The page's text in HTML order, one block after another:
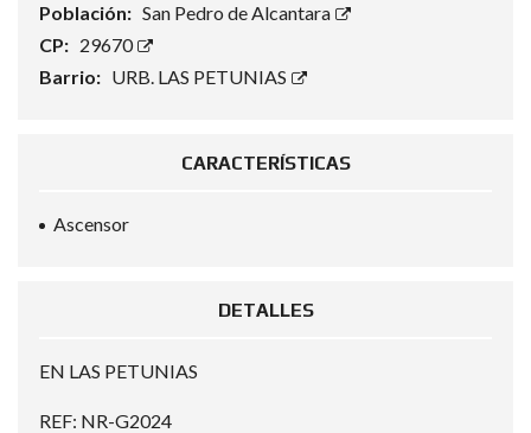
Población: San Pedro de Alcantara
CP: 29670
Barrio: URB. LAS PETUNIAS
CARACTERÍSTICAS
Ascensor
DETALLES
EN LAS PETUNIAS
REF: NR-G2024